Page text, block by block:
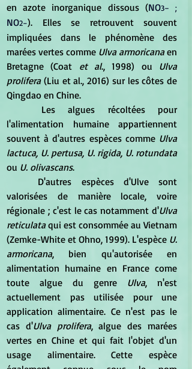
en azote inorganique dissous (NO3
NO2−). Elles se retrouvent souvent
impliquées dans le phénomène des
marées vertes comme Ulva armoricana en
Bretagne (Coat et al., 1998) ou Ulva
prolifera (Liu et al., 2016) sur les côtes de
Qingdao en Chine.
l'alimentation humaine appartiennent
souvent à d'autres espèces comme Ulva
lactuca, U. pertusa, U. rigida, U. rotundata
ou U. olivascans.
valorisées de manière locale, voire
régionale ; c'est le cas notamment d'Ulva
reticulata qui est consommée au Vietnam
(Zemke-White et Ohno, 1999). L'espèce U.
armoricana, bien qu'autorisée en
alimentation humaine en France come
toute algue du genre Ulva, n'est
actuellement pas utilisée pour une
application alimentaire. Ce n'est pas le
cas d'Ulva prolifera, algue des marées
vertes en Chine et qui fait l'objet d'un
usage alimentaire. Cette espèce